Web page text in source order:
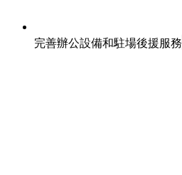
完善辦公設備和駐場後援服務